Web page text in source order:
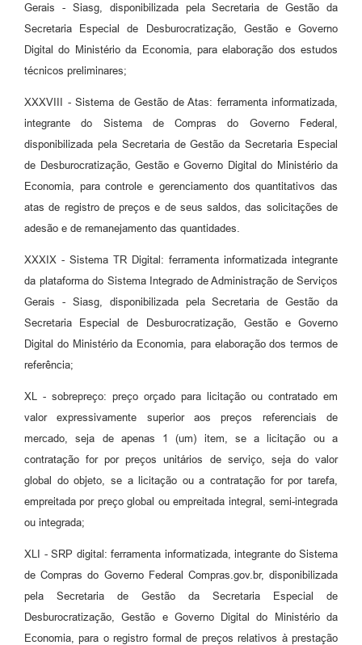
Gerais - Siasg, disponibilizada pela Secretaria de Gestão da
Secretaria Especial de Desburocratização, Gestão e Governo
Digital do Ministério da Economia, para elaboração dos estudos
técnicos preliminares;
XXXVIII - Sistema de Gestão de Atas: ferramenta informatizada,
integrante do Sistema de Compras do Governo Federal,
disponibilizada pela Secretaria de Gestão da Secretaria Especial
de Desburocratização, Gestão e Governo Digital do Ministério da
Economia, para controle e gerenciamento dos quantitativos das
atas de registro de preços e de seus saldos, das solicitações de
adesão e de remanejamento das quantidades.
XXXIX - Sistema TR Digital: ferramenta informatizada integrante
da plataforma do Sistema Integrado de Administração de Serviços
Gerais - Siasg, disponibilizada pela Secretaria de Gestão da
Secretaria Especial de Desburocratização, Gestão e Governo
Digital do Ministério da Economia, para elaboração dos termos de
referência;
XL - sobrepreço: preço orçado para licitação ou contratado em
valor expressivamente superior aos preços referenciais de
mercado, seja de apenas 1 (um) item, se a licitação ou a
contratação for por preços unitários de serviço, seja do valor
global do objeto, se a licitação ou a contratação for por tarefa,
empreitada por preço global ou empreitada integral, semi-integrada
ou integrada;
XLI - SRP digital: ferramenta informatizada, integrante do Sistema
de Compras do Governo Federal Compras.gov.br, disponibilizada
pela Secretaria de Gestão da Secretaria Especial de
Desburocratização, Gestão e Governo Digital do Ministério da
Economia, para o registro formal de preços relativos à prestação